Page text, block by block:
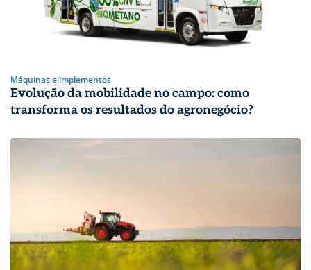
Máquinas e implementos
Evolução da mobilidade no campo: como
transforma os resultados do agronegócio?